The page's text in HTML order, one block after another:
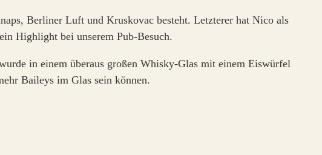
Berliner Luft und Kruskovac besteht. Letzterer hat Nico als
Highlight bei unserem Pub-Besuch.
in einem überaus großen Whisky-Glas mit einem Eiswürfel
Baileys im Glas sein können.